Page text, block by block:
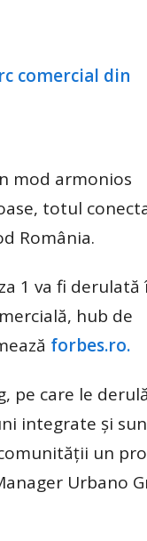
mod armonios
totul
România.
1 va fi derulată
hub de
forbes.ro.
pe care le
integrate și
un
Urbano